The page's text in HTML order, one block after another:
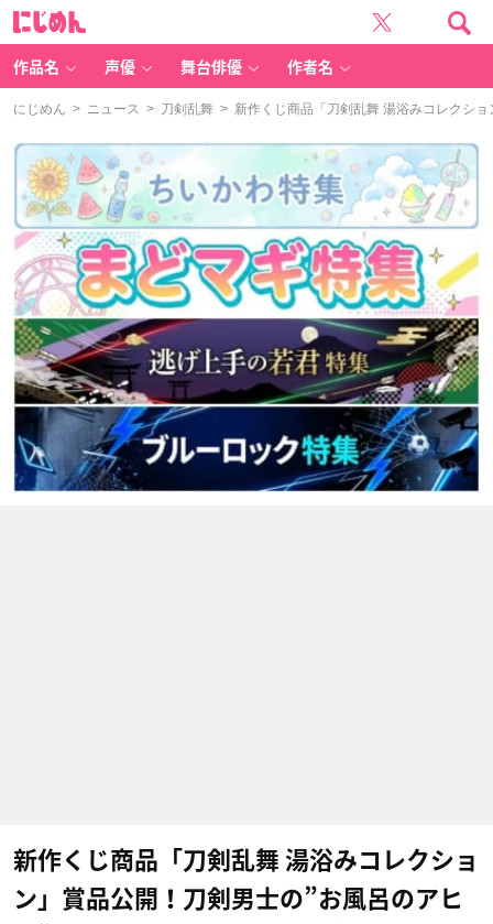
作品名 声優 舞台俳優 作者名
にじめん > ニュース > 刀剣乱舞 > 新作くじ商品「刀剣乱舞 湯浴みコレクシ
新作くじ商品「刀剣乱舞 湯浴みコレクショ
ン」賞品公開！刀剣男士の”お風呂のアヒ